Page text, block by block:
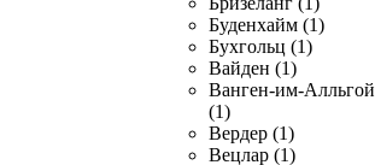
Буденхайм (1)
Бухгольц (1)
Вайден (1)
Ванген-им-Алльгой
(1)
Вердер (1)
Вецлар (1)